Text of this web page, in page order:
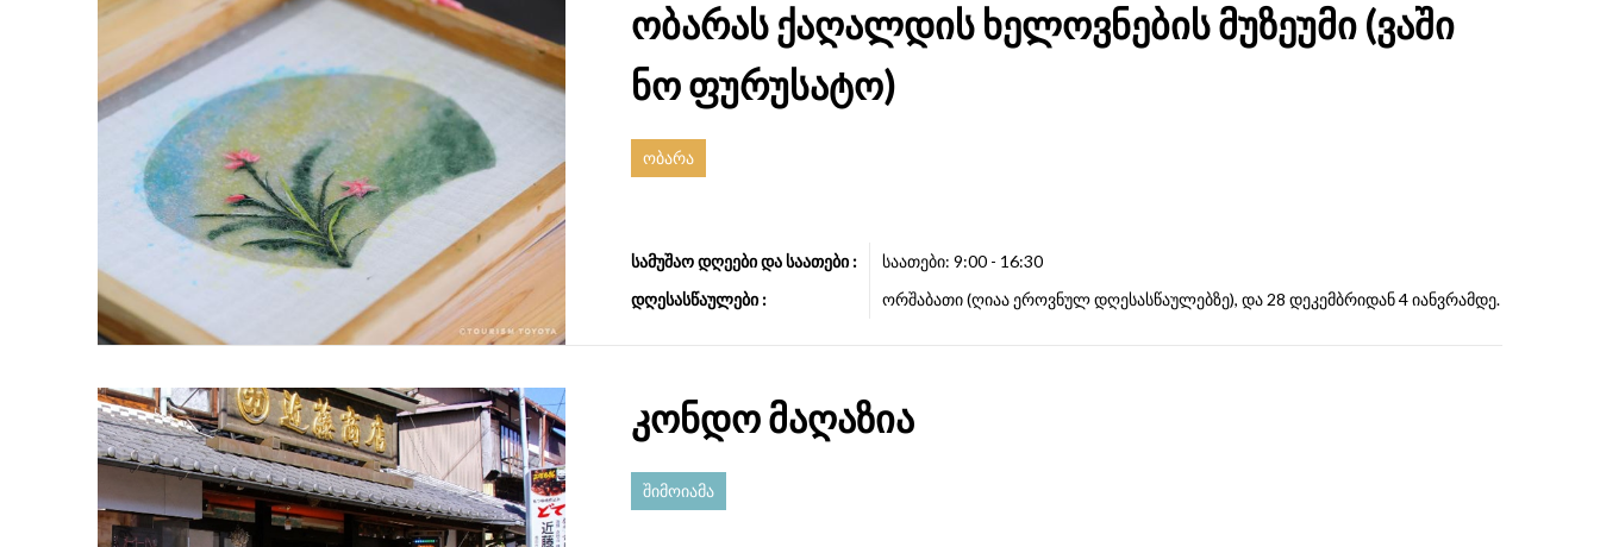
ობარას ქაღალდის ხელოვნების მუზეუმი (ვაში
ნო ფურუსატო)
ობარა
სამუშაო დღეები და საათები :
საათები: 9:00 - 16:30
დღესასწაულები :
ორშაბათი (ღიაა ეროვნულ დღესასწაულებზე), და 28 დეკემბრიდან 4 იანვრამდე.
კონდო მაღაზია
შიმოიამა